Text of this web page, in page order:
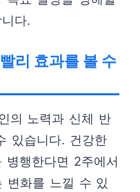
다.
리 효과를 볼 수
의 노력과 신체 반
있습니다. 건강한
병행한다면 2주에서
변화를 느낄 수 있